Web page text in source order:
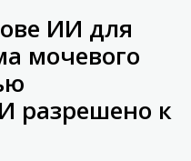
ИИ для
мочевого
разрешено к